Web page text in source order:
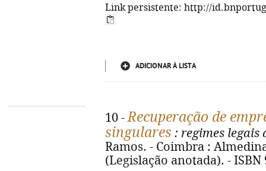
Link persistente: http://
ADICIONAR À LISTA
10 -Recuperação de
singulares : regimes legais
Ramos. - Coimbra :
(Legislação anotada). - ISBN